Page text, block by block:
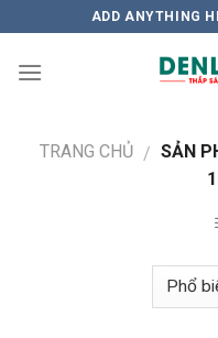
to
content
ADD ANYTHING
TRANG CHỦ / SẢN